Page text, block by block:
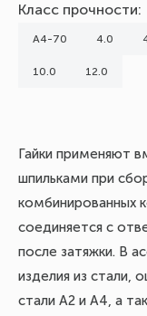
Класс прочности:
А4-70 4.0
10.0 12.0
Гайки применяют
шпильками при
комбинированных
соединяется с
после затяжки. В
изделия из стали,
стали А2 и А4, а